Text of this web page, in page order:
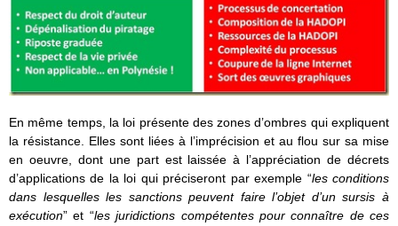
En même temps, la loi présente des zones d’ombres qui expliquent
la résistance. Elles sont liées à l’imprécision et au flou sur sa mise
en oeuvre, dont une part est laissée à l’appréciation de décrets
d’applications de la loi qui préciseront par exemple “les conditions
dans lesquelles les sanctions peuvent faire l’objet d’un sursis à
exécution” et “les juridictions compétentes pour connaître de ces